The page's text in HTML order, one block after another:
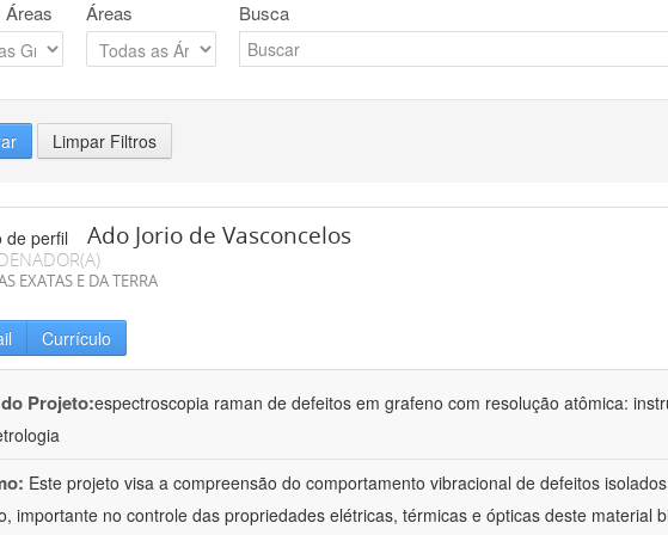
Áreas Áreas Busca
Limpar Filtros
Ado Jorio de Vasconcelos
EXATAS E DA TERRA
Currículo
Projeto:espectroscopia raman de defeitos em grafeno com resolução atômica:
Este projeto visa a compreensão do comportamento vibracional de defeitos
importante no controle das propriedades elétricas, térmicas e ópticas deste material